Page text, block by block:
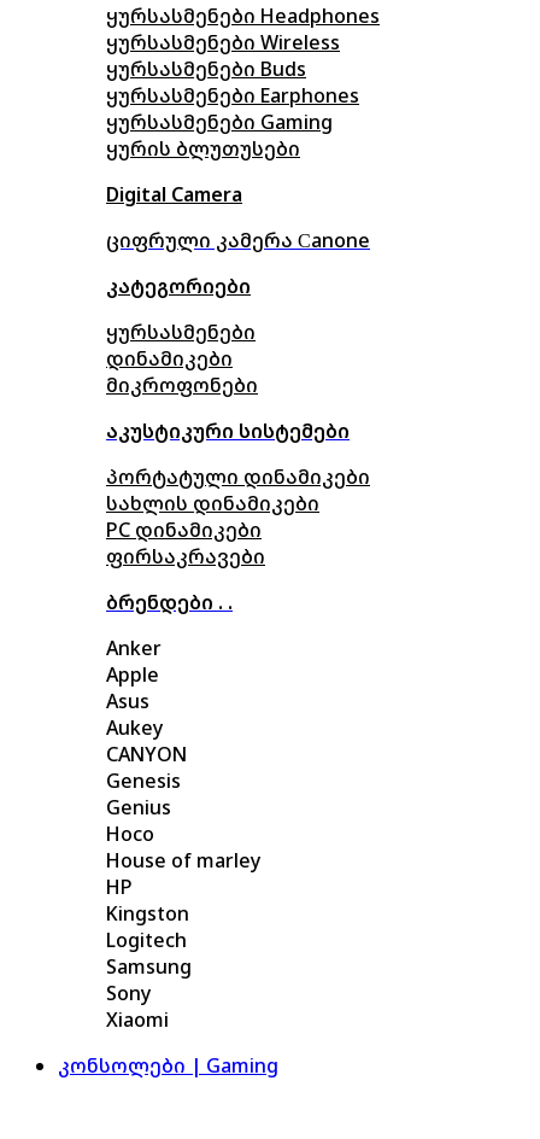
ყურსასმენები Headphones
ყურსასმენები Wireless
ყურსასმენები Buds
ყურსასმენები Earphones
ყურსასმენები Gaming
ყურის ბლუთუსები
Digital Camera
ციფრული კამერა Сanone
კატეგორიები
ყურსასმენები
დინამიკები
მიკროფონები
აკუსტიკური სისტემები
პორტატული დინამიკები
სახლის დინამიკები
PC დინამიკები
ფირსაკრავები
ბრენდები . .
Anker
Apple
Asus
Aukey
CANYON
Genesis
Genius
Hoco
House of marley
HP
Kingston
Logitech
Samsung
Sony
Xiaomi
კონსოლები | Gaming